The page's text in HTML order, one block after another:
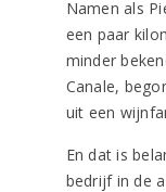
Namen als
een paar
minder
Canale,
uit een
En dat is
bedrijf in de